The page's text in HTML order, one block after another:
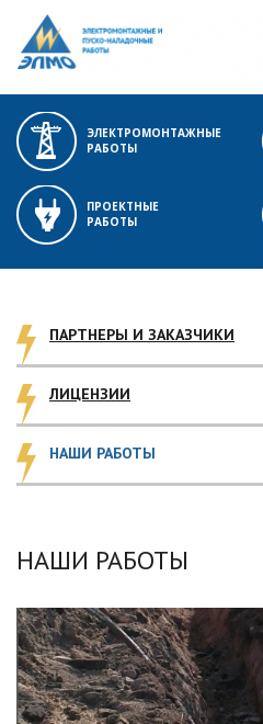
ЭЛЕКТРОМОНТАЖНЫЕ
РАБОТЫ
ПРОЕКТНЫЕ
РАБОТЫ
ПАРТНЕРЫ И ЗАКАЗЧИКИ
ЛИЦЕНЗИИ
НАШИ РАБОТЫ
НАШИ РАБОТЫ